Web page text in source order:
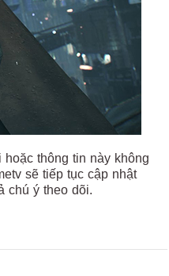
thông tin này không
sẽ tiếp tục cập nhật
chú ý theo dõi.